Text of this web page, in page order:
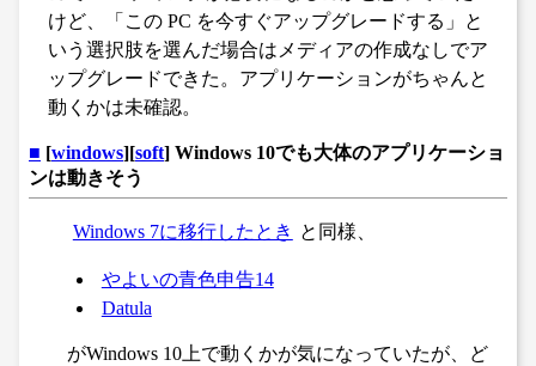
けど、「この PC を今すぐアップグレードする」と
いう選択肢を選んだ場合はメディアの作成なしでア
ップグレードできた。アプリケーションがちゃんと
動くかは未確認。
■ [windows][soft] Windows 10でも大体のアプリケーショ
ンは動きそう
Windows 7に移行したとき と同様、
やよいの青色申告14
Datula
がWindows 10上で動くかが気になっていたが、ど